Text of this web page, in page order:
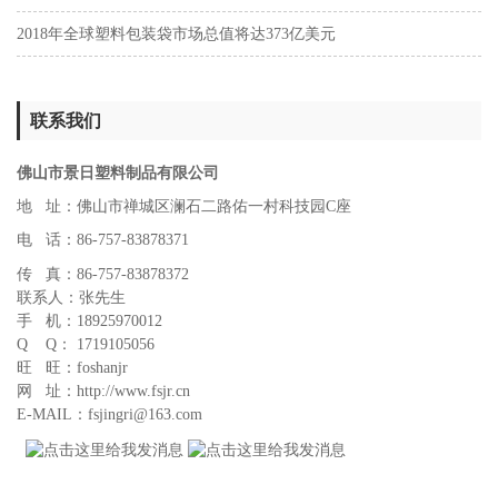
2018年全球塑料包装袋市场总值将达373亿美元
联系我们
佛山市景日塑料制品有限公司
地 址：佛山市禅城区澜石二路佑一村科技园C座
电 话：86-757-83878371
传 真：86-757-83878372
联系人：张先生
手 机：18925970012
Q Q： 1719105056
旺 旺：foshanjr
网 址：http://www.fsjr.cn
E-MAIL：fsjingri@163.com